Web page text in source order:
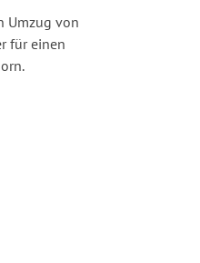
Umzug von
für einen